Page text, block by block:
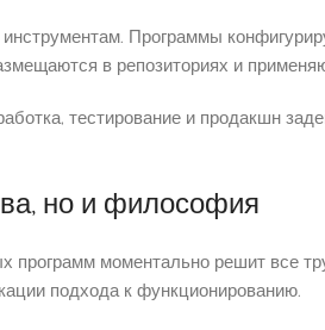
Программы
в репозиториях и
тестирование и продакшн
но и философия
моментально решит все
подхода к функционированию.